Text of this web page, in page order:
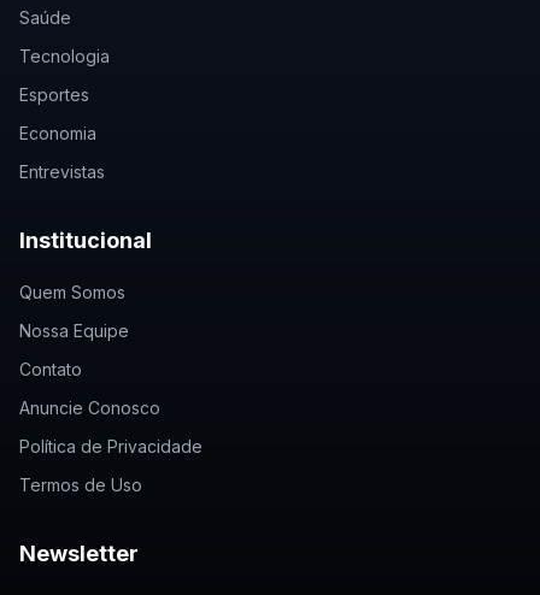
Saúde
Tecnologia
Esportes
Economia
Entrevistas
Institucional
Quem Somos
Nossa Equipe
Contato
Anuncie Conosco
Política de Privacidade
Termos de Uso
Newsletter